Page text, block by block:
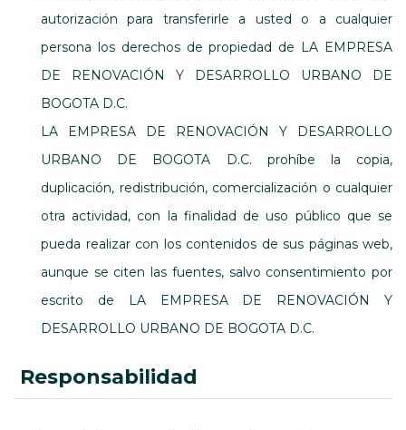
autorización para transferirle a usted o a cualquier
persona los derechos de propiedad de LA EMPRESA
DE RENOVACIÓN Y DESARROLLO URBANO DE
BOGOTA D.C.
LA EMPRESA DE RENOVACIÓN Y DESARROLLO
URBANO DE BOGOTA D.C. prohíbe la copia,
duplicación, redistribución, comercialización o cualquier
otra actividad, con la finalidad de uso público que se
pueda realizar con los contenidos de sus páginas web,
aunque se citen las fuentes, salvo consentimiento por
escrito de LA EMPRESA DE RENOVACIÓN Y
DESARROLLO URBANO DE BOGOTA D.C.
responsabilidad